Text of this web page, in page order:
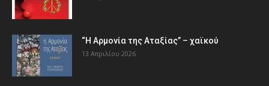
“Η Αρμονία της Αταξίας” – χαϊκού
13 Απριλίου 2026